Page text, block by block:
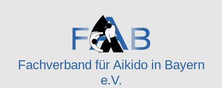
Fachverband für Aikido in Bayern
e.V.